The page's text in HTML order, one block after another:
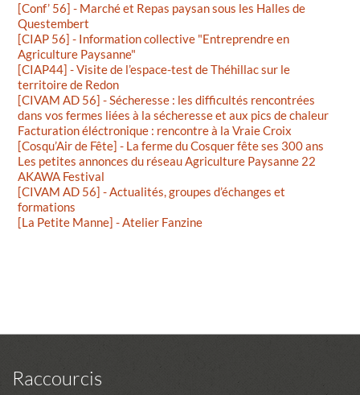
[Conf’ 56] - Marché et Repas paysan sous les Halles de
Questembert
[CIAP 56] - Information collective "Entreprendre en
Agriculture Paysanne"
[CIAP44] - Visite de l’espace-test de Théhillac sur le
territoire de Redon
[CIVAM AD 56] - Sécheresse : les difficultés rencontrées
dans vos fermes liées à la sécheresse et aux pics de chaleur
Facturation éléctronique : rencontre à la Vraie Croix
[Cosqu’Air de Fête] - La ferme du Cosquer fête ses 300 ans
Les petites annonces du réseau Agriculture Paysanne 22
AKAWA Festival
[CIVAM AD 56] - Actualités, groupes d’échanges et
formations
[La Petite Manne] - Atelier Fanzine
Raccourcis